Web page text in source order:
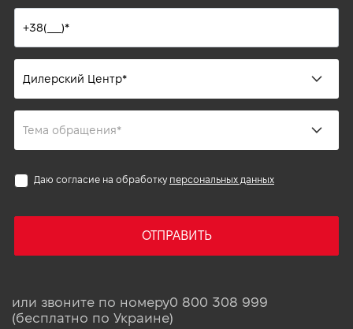
Даю согласие на обработку персональных данных
ОТПРАВИТЬ
или звоните по номеру0 800 308 999
(бесплатно по Украине)